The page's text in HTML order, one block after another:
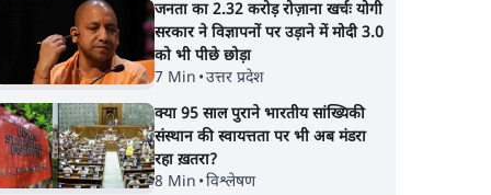
प्रदर्शनकारियों को व्हाट्सएप
पर भेजे नोटिस
बिना पूछे फडणवीस से
मिल लिए?
जनता का 2.32 करोड़ रोज़ाना खर्चः योगी
सरकार ने विज्ञापनों पर उड़ाने में मोदी 3.0
को भी पीछे छोड़ा
7 Min •उत्तर प्रदेश
क्या 95 साल पुराने भारतीय सांख्यिकी
संस्थान की स्वायत्तता पर भी अब मंडरा
रहा ख़तरा?
8 Min •विश्लेषण